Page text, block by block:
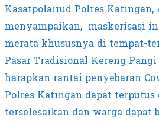
Kasatpolairud Polres Katingan,
menyampaikan, maskerisasi
merata khususnya di tempat-
Pasar Tradisional Kereng
harapkan rantai penyebaran
Polres Katingan dapat
terselesaikan dan warga